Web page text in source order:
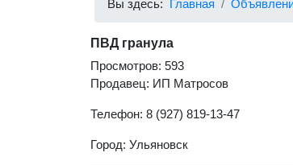
Вы здесь: Главная
ПВД гранула
Просмотров: 593
Продавец: ИП Матросов
Телефон: 8 (927) 819-13-47
Город: Ульяновск